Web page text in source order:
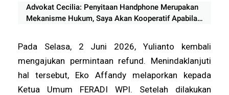
Advokat Cecilia: Penyitaan Handphone Merupakan
Mekanisme Hukum, Saya Akan Kooperatif Apabila
Pada Selasa, 2 Juni 2026, Yulianto kembali
mengajukan permintaan refund. Menindaklanjuti
hal tersebut, Eko Affandy melaporkan kepada
Ketua Umum FERADI WPI. Setelah dilakukan